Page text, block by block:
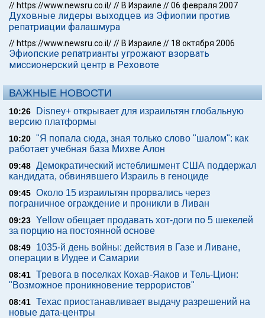
// https://www.newsru.co.il/// В Израиле //06 февраля 2007
Духовные лидеры выходцев из Эфиопии против
репатриации фалашмура
// https://www.newsru.co.il/// В Израиле // 18 октября 2006
Эфиопские репатрианты угрожают взорвать
миссионерский центр в Реховоте
ВАЖНЫЕ НОВОСТИ
10:26
Disney+ открывает для израильтян глобальную
версию платформы
10:20 "Я попала сюда, зная только слово "шалом": как
работает учебная база Михве Алон
09:48 Демократический истеблишмент США поддержал
кандидата, обвинявшего Израиль в геноциде
09:45 Около 15 израильтян прорвались через
пограничное ограждение и проникли в Ливан
09:23 Yellow обещает продавать хот-доги по 5 шекелей
за порцию на постоянной основе
08:49
1035-й день войны: действия в Газе и Ливане,
операции в Иудее и Самарии
08:41 Тревога в поселках Кохав-Яаков и Тель-Цион:
"Возможное проникновение террористов"
08:41 Техас приостанавливает выдачу разрешений на
новые дата-центры